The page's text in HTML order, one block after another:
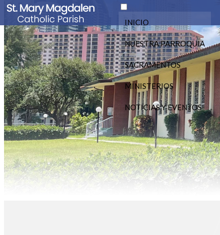
INICIO
NUESTRA PARROQUIA
SACRAMENTOS
MINISTERIOS
NOTICIAS Y EVENTOS